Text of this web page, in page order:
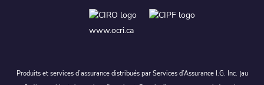
www.ocri.ca
Produits et services d’assurance distribués par Services d’Assurance I.G. Inc. (au